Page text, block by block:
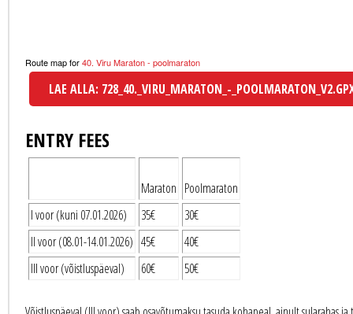
Route map for40. Viru Maraton - poolmaraton
LAE ALLA: 728_40._VIRU_MARATON_-
ENTRY FEES
Maraton Poolmaraton
I voor (kuni 07.01.2026)
35€
30€
II voor (08.01-14.01.2026) 45€
40€
III voor (võistluspäeval)
60€ 50€